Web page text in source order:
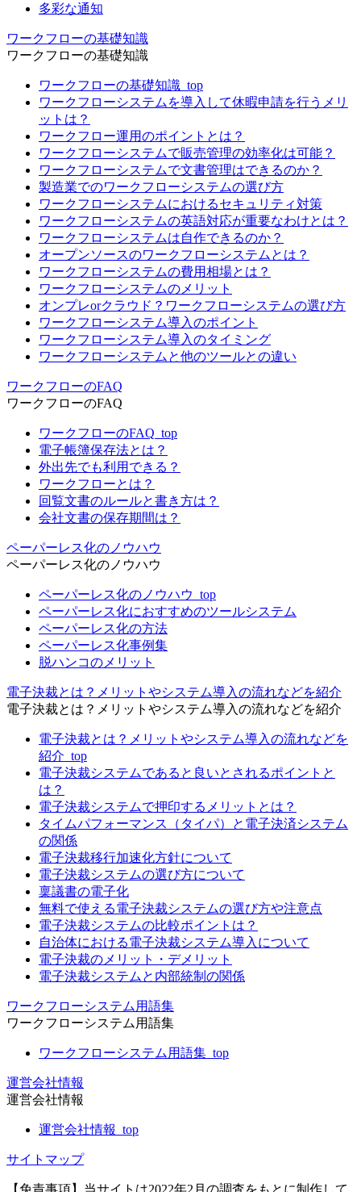
多彩な通知
ワークフローの基礎知識
ワークフローの基礎知識
ワークフローの基礎知識_top
ワークフローシステムを導入して休暇申請を行うメリ
ットは？
ワークフロー運用のポイントとは？
ワークフローシステムで販売管理の効率化は可能？
ワークフローシステムで文書管理はできるのか？
製造業でのワークフローシステムの選び方
ワークフローシステムにおけるセキュリティ対策
ワークフローシステムの英語対応が重要なわけとは？
ワークフローシステムは自作できるのか？
オープンソースのワークフローシステムとは？
ワークフローシステムの費用相場とは？
ワークフローシステムのメリット
オンプレorクラウド？ワークフローシステムの選び方
ワークフローシステム導入のポイント
ワークフローシステム導入のタイミング
ワークフローシステムと他のツールとの違い
ワークフローのFAQ
ワークフローのFAQ
ワークフローのFAQ_top
電子帳簿保存法とは？
外出先でも利用できる？
ワークフローとは？
回覧文書のルールと書き方は？
会社文書の保存期間は？
ペーパーレス化のノウハウ
ペーパーレス化のノウハウ
ペーパーレス化のノウハウ_top
ペーパーレス化におすすめのツールシステム
ペーパーレス化の方法
ペーパーレス化事例集
脱ハンコのメリット
電子決裁とは？メリットやシステム導入の流れなどを紹介
電子決裁とは？メリットやシステム導入の流れなどを紹介
電子決裁とは？メリットやシステム導入の流れなどを
紹介_top
電子決裁システムであると良いとされるポイントと
は？
電子決裁システムで押印するメリットとは？
タイムパフォーマンス（タイパ）と電子決済システム
の関係
電子決裁移行加速化方針について
電子決裁システムの選び方について
稟議書の電子化
無料で使える電子決裁システムの選び方や注意点
電子決裁システムの比較ポイントは？
自治体における電子決裁システム導入について
電子決裁のメリット・デメリット
電子決裁システムと内部統制の関係
ワークフローシステム用語集
ワークフローシステム用語集
ワークフローシステム用語集_top
運営会社情報
運営会社情報
運営会社情報_top
サイトマップ
【免責事項】当サイトは2022年2月の調査をもとに制作して